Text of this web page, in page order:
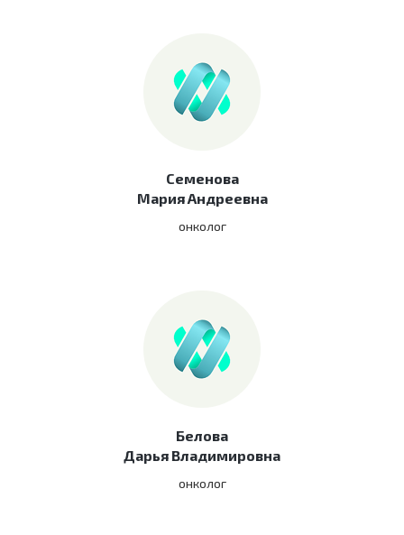
Семенова
Мария Андреевна
онколог
Белова
Дарья Владимировна
онколог